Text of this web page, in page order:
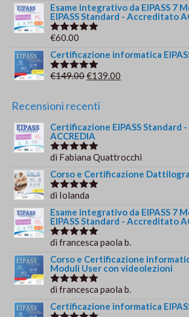
Esame integrativo da EIPASS 7
EIPASS Standard - Accreditato
Valutato
€60.00
Certificazione informatica
Valutato
€149.00Il
originale
€149.00.
€139.00
€139.00.
Recensioni recenti
Certificazione EIPASS Standard
ACCREDIA
Valutato5
di Fabiana Quattrocchi
Corso e Certificazione
Valutato5
di Iolanda
Esame integrativo da EIPASS 7
EIPASS Standard - Accreditato
Valutato5
di francesca paola b.
Corso e Certificazione
Moduli User con videolezioni
Valutato5
di francesca paola b.
Certificazione informatica